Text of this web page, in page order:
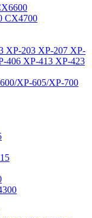
CX4700
XP-203 XP-207 XP-
406 XP-413 XP-423
XP-605/XP-700